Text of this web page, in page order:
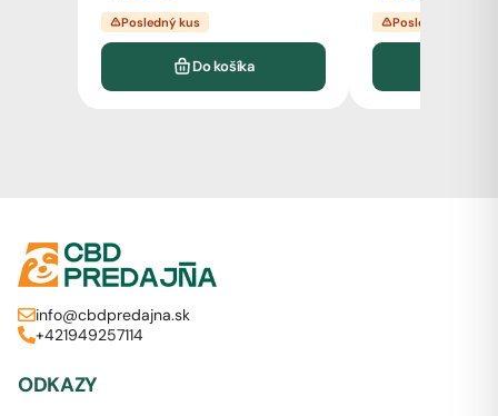
Posledný kus
Do košíka
Posledné kusy (4)
info@cbdpredajna.sk
+421949257114
ODKAZY